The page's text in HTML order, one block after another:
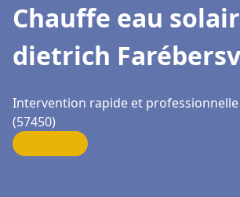
Chauffe eau
dietrich
Intervention rapide et
(57450)